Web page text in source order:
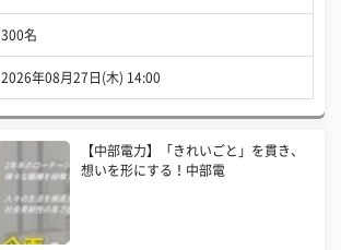
300名
2026年08月27日(木) 14:00
【中部電力】「きれいごと」を貫き、
想いを形にする！中部電